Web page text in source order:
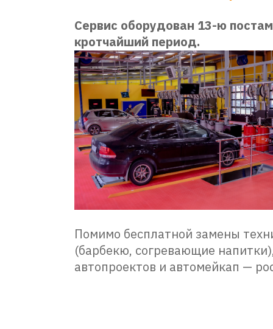
Сервис оборудован 13-ю
кротчайший период.
Помимо бесплатной замены
(барбекю, согревающие
автопроектов и автомейкап —